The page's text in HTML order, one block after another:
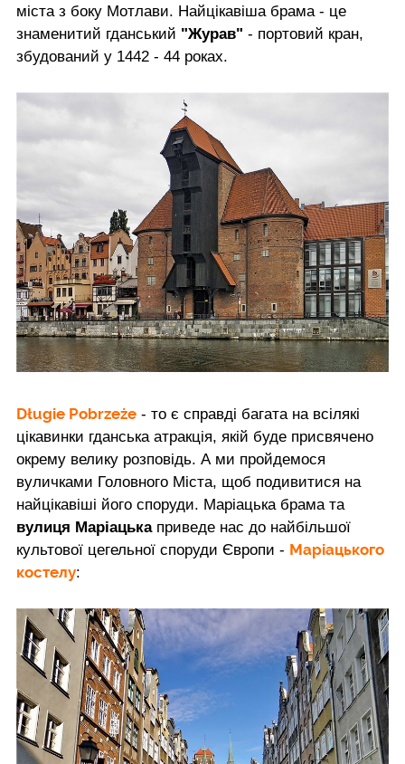
міста з боку Мотлави. Найцікавіша брама - це
знаменитий гданський "Журав" - портовий кран,
збудований у 1442 - 44 роках.
Długie Pobrzeże - то є справді багата на всілякі
цікавинки гданська атракція, якій буде присвячено
окрему велику розповідь. А ми пройдемося
вуличками Головного Міста, щоб подивитися на
найцікавіші його споруди. Маріацька брама та
вулиця Маріацькаприведе нас до найбільшої
культової цегельної споруди Європи - Маріацького
костелу: